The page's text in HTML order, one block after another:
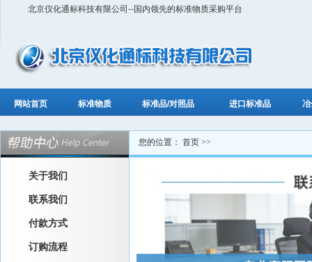
北京仪化通标科技有限公司--国内领先的标准物质采购平台
网站首页 标准物质 标准品/对照品 进口标准品
关于我们
联系我们
付款方式
订购流程
您的位置： 首页 >>